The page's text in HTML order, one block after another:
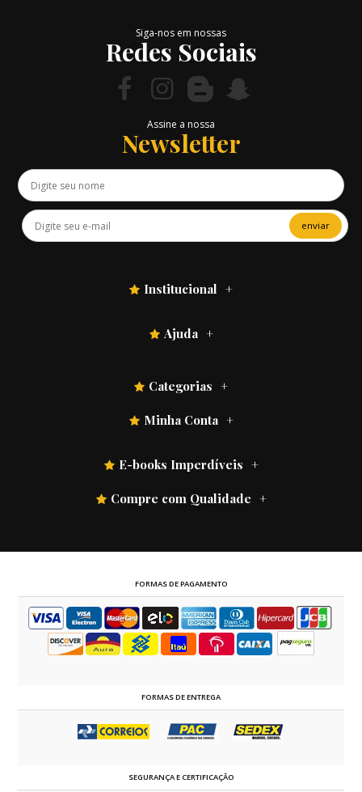
Siga-nos em nossas
Redes Sociais
Assine a nossa
Newsletter
enviar
Institucional
Ajuda
Categorias
Minha Conta
E-books Imperdíveis
Compre com Qualidade
FORMAS DE PAGAMENTO
FORMAS DE ENTREGA
SEGURANÇA E CERTIFICAÇÃO